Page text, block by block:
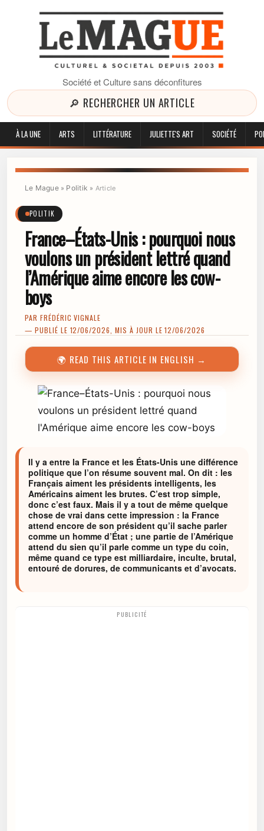
Société et Culture sans déconfitures
🔎 RECHERCHER UN ARTICLE
À LA UNE ARTS LITTÉRATURE JULIETTE'S ART SOCIÉTÉ
Le Mague» Politik » Article
POLITIK
France–États-Unis : pourquoi nous
voulons un président lettré quand
l’Amérique aime encore les cow-
boys
PAR FRÉDÉRIC VIGNALE
— PUBLIÉ LE 12/06/2026, MIS À JOUR LE 12/06/2026
🌍 READ THIS ARTICLE IN ENGLISH →
Il y a entre la France et les États-Unis une différence
politique que l’on résume souvent mal. On dit : les
Français aiment les présidents intelligents, les
Américains aiment les brutes. C’est trop simple,
donc c’est faux. Mais il y a tout de même quelque
chose de vrai dans cette impression : la France
attend encore de son président qu’il sache parler
comme un homme d’État ; une partie de l’Amérique
attend du sien qu’il parle comme un type du coin,
même quand ce type est milliardaire, inculte, brutal,
entouré de dorures, de communicants et d’avocats.
PUBLICITÉ